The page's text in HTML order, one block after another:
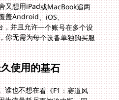
使用的基石
谁也不想在看《F1：赛道风
为流量耗尽而被迫中断。因
餐是优质加速器的标配。更
能力，自动识别你的网络请
服务器时，流量通过高速专
使用海外服务时，则走本地
玩家尤其重要，低延迟的回
友开黑时告别高ping战士的
独享带宽选项，确保在高峰